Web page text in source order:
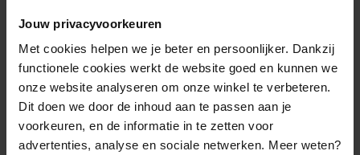
Jouw privacyvoorkeuren
Met cookies helpen we je beter en persoonlijker. Dankzij
functionele cookies werkt de website goed en kunnen we
onze website analyseren om onze winkel te verbeteren.
Dit doen we door de inhoud aan te passen aan je
voorkeuren, en de informatie in te zetten voor
advertenties, analyse en sociale netwerken. Meer weten?
6. Choisissez un symbole
O N H I J E
F